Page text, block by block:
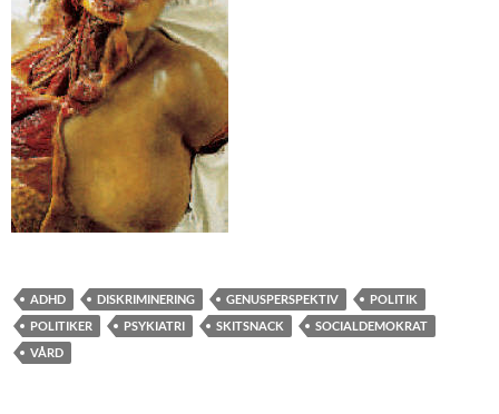
ADHD DISKRIMINERING GENUSPERSPEKTIV
POLITIK
POLITIKER
PSYKIATRI SKITSNACK
SOCIALDEMOKRAT
VÅRD